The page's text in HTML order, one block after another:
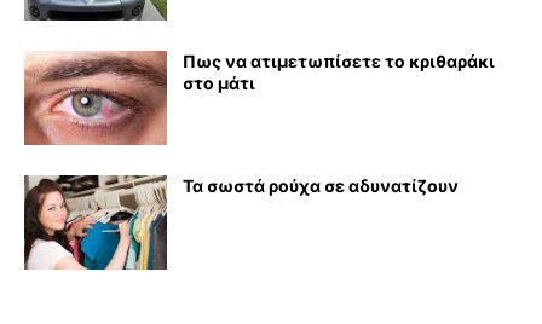
Πως να ατιμετωπίσετε το κριθαράκι
στο μάτι
Τα σωστά ρούχα σε αδυνατίζουν